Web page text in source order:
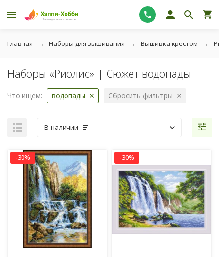
Главная Наборы для вышивания Вышивка крестом
Наборы «Риолис» | Сюжет водопады
Что ищем: водопады Сбросить фильтры
В наличии
-30% -30%